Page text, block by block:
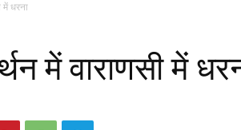
में धरना
में वाराणसी में